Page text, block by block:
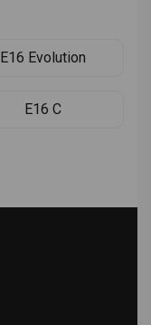
E16 Evolution
E16 C